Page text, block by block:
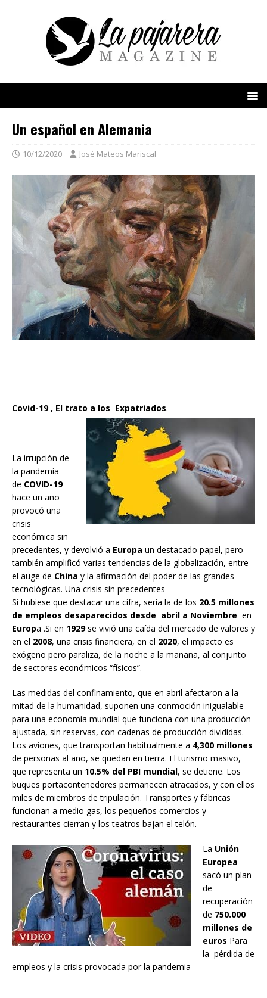
Un español en Alemania
10/12/2020 José Mateos Mariscal
Covid-19 , El trato a los Expatriados.
La irrupción de
la pandemia
de COVID-19
hace un año
provocó una
crisis
económica sin
precedentes, y devolvió a Europa un destacado papel, pero
también amplificó varias tendencias de la globalización, entre
el auge de China y la afirmación del poder de las grandes
tecnológicas. Una crisis sin precedentes
Si hubiese que destacar una cifra, sería la de los 20.5 millones
de empleos desaparecidos desde abril a Noviembre en
Europa .Si en 1929se vivió una caída del mercado de valores y
en el 2008, una crisis financiera, en el 2020, el impacto es
exógeno pero paraliza, de la noche a la mañana, al conjunto
de sectores económicos “físicos”.
Las medidas del confinamiento, que en abril afectaron a la
mitad de la humanidad, suponen una conmoción inigualable
para una economía mundial que funciona con una producción
ajustada, sin reservas, con cadenas de producción divididas.
Los aviones, que transportan habitualmente a 4,300 millones
de personas al año, se quedan en tierra. El turismo masivo,
que representa un 10.5% del PBI mundial, se detiene. Los
buques portacontenedores permanecen atracados, y con ellos
miles de miembros de tripulación. Transportes y fábricas
funcionan a medio gas, los pequeños comercios y
restaurantes cierran y los teatros bajan el telón.
La Unión
Europea
sacó un plan
de
recuperación
de 750.000
millones de
euros Para
la pérdida de
empleos y la crisis provocada por la pandemia